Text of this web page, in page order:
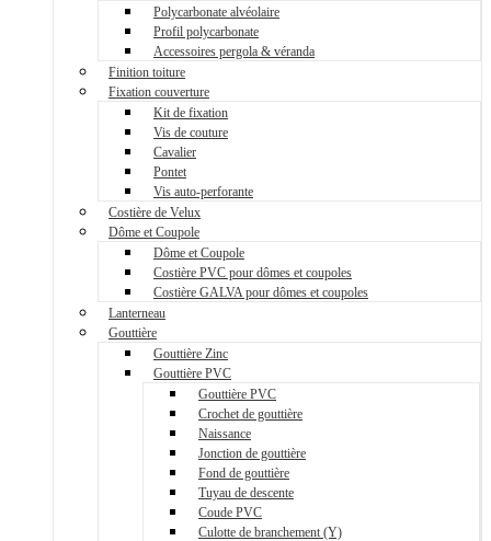
Polycarbonate alvéolaire
Profil polycarbonate
Accessoires pergola & véranda
Finition toiture
Fixation couverture
Kit de fixation
Vis de couture
Cavalier
Pontet
Vis auto-perforante
Costière de Velux
Dôme et Coupole
Dôme et Coupole
Costière PVC pour dômes et coupoles
Costière GALVA pour dômes et coupoles
Lanterneau
Gouttière
Gouttière Zinc
Gouttière PVC
Gouttière PVC
Crochet de gouttière
Naissance
Jonction de gouttière
Fond de gouttière
Tuyau de descente
Coude PVC
Culotte de branchement (Y)